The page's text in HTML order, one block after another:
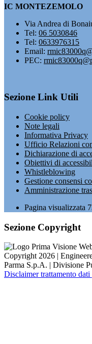
IC MONTEZEMOLO
Via Andrea di
Tel: 06 5030846
Tel: 0633976315
Email:
PEC:
Sezione Link Utili
Cookie policy
Note legali
Informativa Privacy
Ufficio Relazioni
Dichiarazione di
Obiettivi di
Whistleblowing
Gestione consensi
Amministrazione
Pagina visualizzata
Sezione Copyright
Copyright 2026 |
Parma S.p.A. | Divisione
Disclaimer trattamento dati